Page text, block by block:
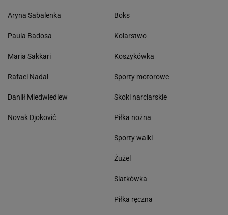
Aryna Sabalenka
Paula Badosa
Maria Sakkari
Rafael Nadal
Daniił Miedwiediew
Novak Djoković
Boks
Kolarstwo
Koszykówka
Sporty motorowe
Skoki narciarskie
Piłka nożna
Sporty walki
Żużel
Siatkówka
Piłka ręczna